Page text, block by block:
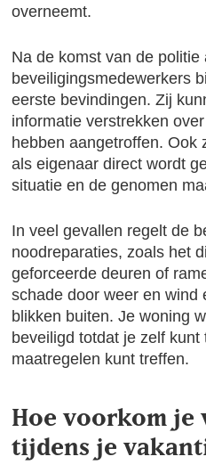
overneemt.
Na de komst van de politie
beveiligingsmedewerkers
eerste bevindingen. Zij
informatie verstrekken
hebben aangetroffen. Ook
als eigenaar direct wordt
situatie en de genomen
In veel gevallen regelt de
noodreparaties, zoals het
geforceerde deuren of
schade door weer en wind
blikken buiten. Je woning
beveiligd totdat je zelf
maatregelen kunt treffen.
Hoe voorkom je
tijdens je